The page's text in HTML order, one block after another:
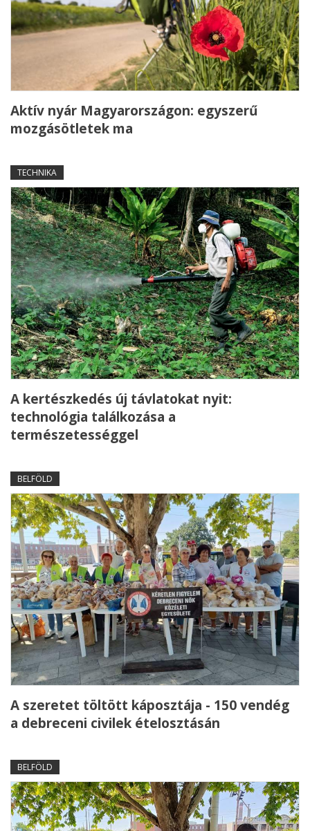
Aktív nyár Magyarországon: egyszerű
mozgásötletek ma
TECHNIKA
A kertészkedés új távlatokat nyit:
technológia találkozása a
természetességgel
BELFÖLD
A szeretet töltött káposztája - 150 vendég
a debreceni civilek ételosztásán
BELFÖLD